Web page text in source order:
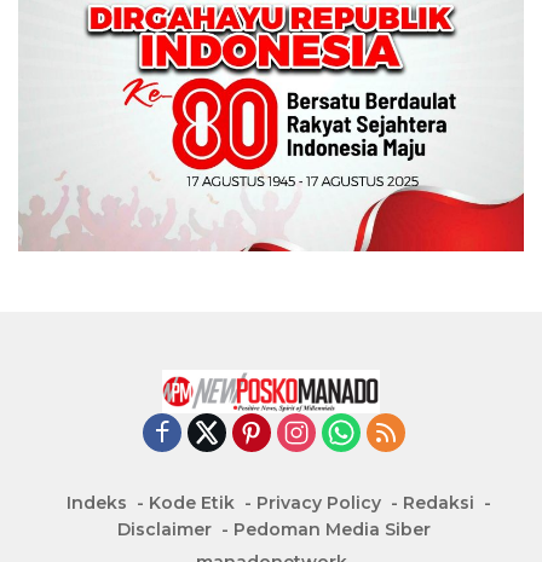
Indeks Kode Etik Privacy Policy
Redaksi
Disclaimer
Pedoman Media Siber